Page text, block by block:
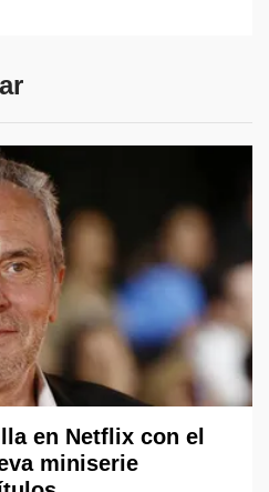
en Netflix con el
miniserie